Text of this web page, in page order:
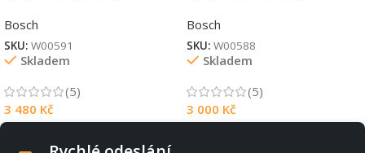
Bosch
SKU: W00591
Skladem
(5)
3 480 Kč
Bosch
SKU: W00588
Skladem
(5)
3 000 Kč